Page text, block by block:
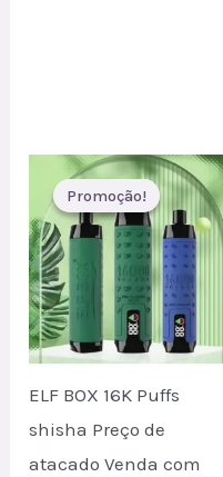
Promoção!
Promoção!
ELF BOX 16K Puffs
shisha Preço de
atacado Venda com